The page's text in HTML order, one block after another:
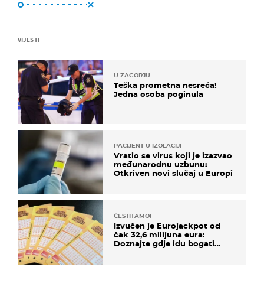
VIJESTI
U ZAGORJU
Teška prometna nesreća!
Jedna osoba poginula
PACIJENT U IZOLACIJI
Vratio se virus koji je izazvao
međunarodnu uzbunu:
Otkriven novi slučaj u Europi
ČESTITAMO!
Izvučen je Eurojackpot od
čak 32,6 milijuna eura:
Doznajte gdje idu bogati